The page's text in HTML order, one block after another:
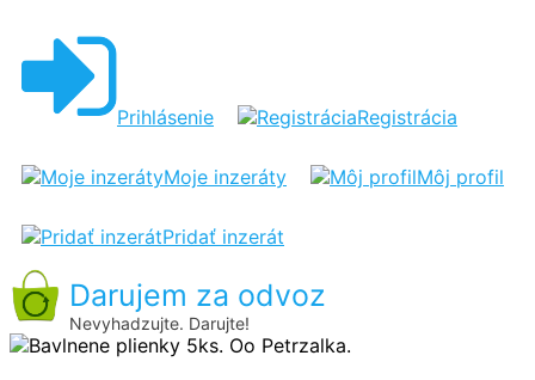
Prihlásenie Registrácia
Moje inzeráty Môj profil
Pridať inzerát
Darujem za odvoz
Nevyhadzujte. Darujte!
5KS